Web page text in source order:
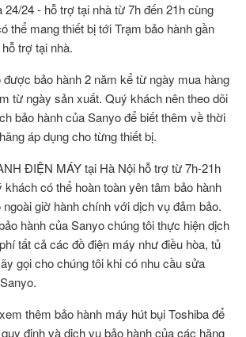
24 - hỗ trợ tại nhà từ 7h đến 21h cùng
thể mang thiết bị tới Trạm bảo hành gần
trợ tại nhà.
bảo hành 2 năm kể từ ngày mua hàng
từ ngày sản xuất. Quý khách nên theo dõi
bảo hành của Sanyođể biết thêm về thời
áp dụng cho từng thiết bị.
ĐIỆN MÁY tại Hà Nội hỗ trợ từ 7h-21h
khách có thể hoàn toàn yên tâm bảo hành
giờ hành chính với dịch vụ đảm bảo.
hành của Sanyo chúng tôi thực hiện dịch
tất cả các đồ điện máy như điều hòa, tủ
gọi cho chúng tôi khi có nhu cầu sửa
thêm bảo hành máy hút bụi Toshibađể
định và dịch vụ bảo hành của các hãng